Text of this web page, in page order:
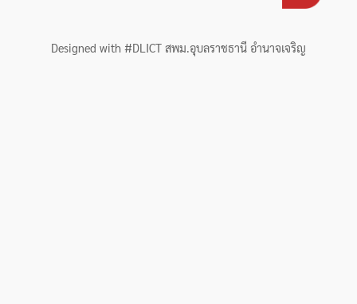
Designed with #DLICT สพม.อุบลราชธานี อำนาจเจริญ